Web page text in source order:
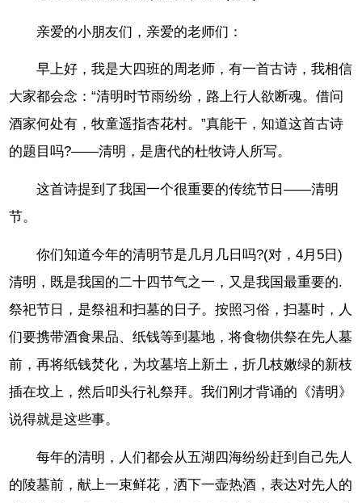
亲爱的小朋友们，亲爱的老师们：
早上好，我是大四班的周老师，有一首古诗，我相信
大家都会念：“清明时节雨纷纷，路上行人欲断魂。借问
酒家何处有，牧童遥指杏花村。”真能干，知道这首古诗
的题目吗?——清明，是唐代的杜牧诗人所写。
这首诗提到了我国一个很重要的传统节日——清明
节。
你们知道今年的清明节是几月几日吗?(对，4月5日)
清明，既是我国的二十四节气之一，又是我国最重要的.
祭祀节日，是祭祖和扫墓的日子。按照习俗，扫墓时，人
们要携带酒食果品、纸钱等到墓地，将食物供祭在先人墓
前，再将纸钱焚化，为坟墓培上新土，折几枝嫩绿的新枝
插在坟上，然后叩头行礼祭拜。我们刚才背诵的《清明》
说得就是这些事。
每年的清明，人们都会从五湖四海纷纷赶到自己先人
的陵墓前，献上一束鲜花，洒下一壶热酒，表达对先人的